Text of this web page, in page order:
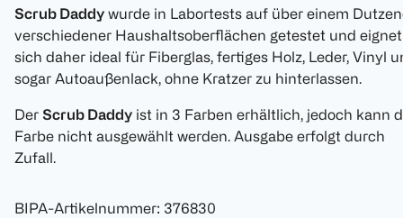
Scrub Daddy wurde in Labortests auf über einem
verschiedener Haushaltsoberflächen getestet und eignet
sich daher ideal für Fiberglas, fertiges Holz, Leder, Vinyl
sogar Autoaußenlack, ohne Kratzer zu hinterlassen.
Der Scrub Daddy ist in 3 Farben erhältlich, jedoch kann
Farbe nicht ausgewählt werden. Ausgabe erfolgt durch
Zufall.
BIPA-Artikelnummer: 376830